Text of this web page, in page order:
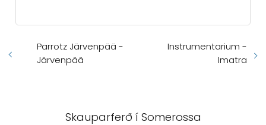
Parrotz Järvenpää -
Järvenpää
Instrumentarium -
Imatra
Skauparferð í Somerossa